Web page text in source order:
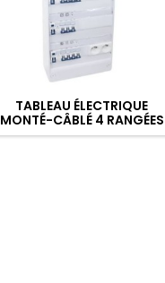
TABLEAU ÉLECTRIQUE
MONTÉ-CÂBLÉ 4 RANGÉES
DE 13 MODULES POUR T4